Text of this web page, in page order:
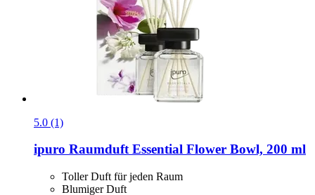
5.0 (1)
ipuro Raumduft Essential Flower Bowl, 200 ml
Toller Duft für jeden Raum
Blumiger Duft